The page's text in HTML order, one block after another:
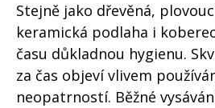
Stejně jako dřevěná,
keramická podlaha i
času důkladnou hygienu.
za čas objeví vlivem
neopatrností. Běžné